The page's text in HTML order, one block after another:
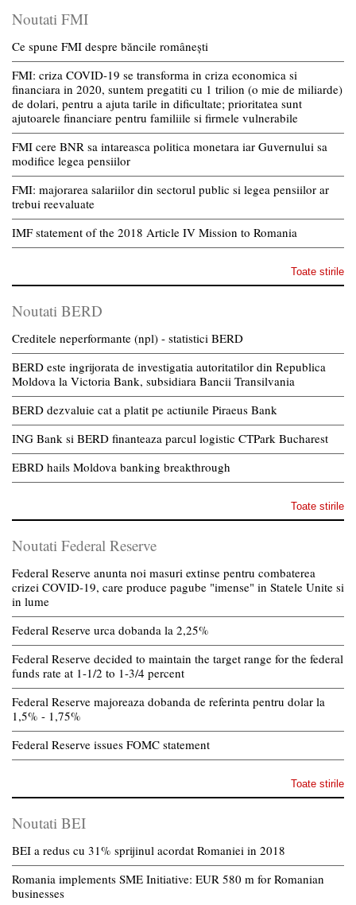
Noutati FMI
Ce spune FMI despre băncile românești
FMI: criza COVID-19 se transforma in criza economica si
financiara in 2020, suntem pregatiti cu 1 trilion (o mie de miliarde)
de dolari, pentru a ajuta tarile in dificultate; prioritatea sunt
ajutoarele financiare pentru familiile si firmele vulnerabile
FMI cere BNR sa intareasca politica monetara iar Guvernului sa
modifice legea pensiilor
FMI: majorarea salariilor din sectorul public si legea pensiilor ar
trebui reevaluate
IMF statement of the 2018 Article IV Mission to Romania
Toate stirile
Noutati BERD
Creditele neperformante (npl) - statistici BERD
BERD este ingrijorata de investigatia autoritatilor din Republica
Moldova la Victoria Bank, subsidiara Bancii Transilvania
BERD dezvaluie cat a platit pe actiunile Piraeus Bank
ING Bank si BERD finanteaza parcul logistic CTPark Bucharest
EBRD hails Moldova banking breakthrough
Toate stirile
Noutati Federal Reserve
Federal Reserve anunta noi masuri extinse pentru combaterea
crizei COVID-19, care produce pagube "imense" in Statele Unite si
in lume
Federal Reserve urca dobanda la 2,25%
Federal Reserve decided to maintain the target range for the federal
funds rate at 1-1/2 to 1-3/4 percent
Federal Reserve majoreaza dobanda de referinta pentru dolar la
1,5% - 1,75%
Federal Reserve issues FOMC statement
Toate stirile
Noutati BEI
BEI a redus cu 31% sprijinul acordat Romaniei in 2018
Romania implements SME Initiative: EUR 580 m for Romanian
businesses